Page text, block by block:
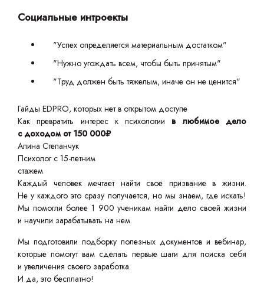
Социальные интроекты
"Успех определяется материальным достатком"
"Нужно угождать всем, чтобы быть принятым"
"Труд должен быть тяжелым, иначе он не ценится"
Гайды EDPRO, которых нет в открытом доступе
Как превратить интерес к психологии в любимое дело
с доходом от 150 000₽
Алина Степанчук
Психолог с 15-летним
стажем
Каждый человек мечтает найти своё призвание в жизни.
Не у каждого это сразу получается, но мы знаем, где искать!
Мы помогли более 1 900 ученикам найти дело своей жизни
и научили зарабатывать на нем.
Мы подготовили подборку полезных документов и вебинар,
которые помогут вам сделать первые шаги для поиска себя
и увеличения своего заработка.
И да, это бесплатно!